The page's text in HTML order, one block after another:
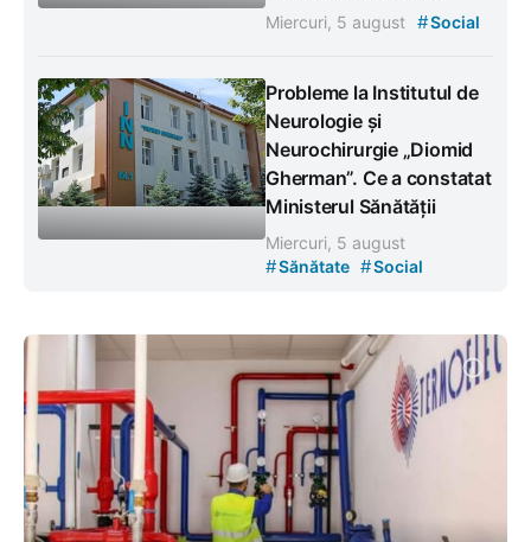
Miercuri, 5 august #Social
Probleme la Institutul de
Neurologie și
Neurochirurgie „Diomid
Gherman”. Ce a constatat
Ministerul Sănătății
Miercuri, 5 august
#Sănătate #Social